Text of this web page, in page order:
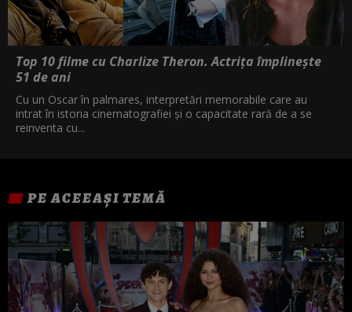
Top 10 filme cu Charlize Theron. Actrița împlinește
51 de ani
Cu un Oscar în palmares, interpretări memorabile care au
intrat în istoria cinematografiei și o capacitate rară de a se
reinventa cu...
PE ACEEAȘI TEMĂ